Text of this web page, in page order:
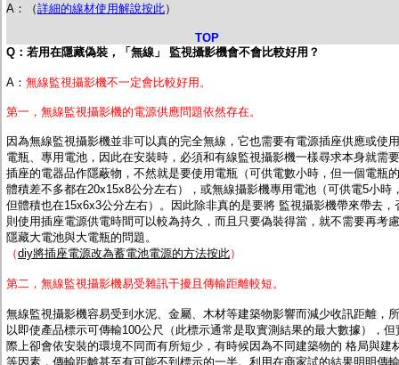
A：（詳細的線材使用解說按此）
TOP
Q：若用在隱藏偽裝，「無線」 監視攝影機會不會比較好用？
A： 無線監視攝影機不一定會比較好用。
第一，無線監視攝影機的電源供應問題依然存在。
因為無線監視攝影機並非可以真的完全無線，它也需要有電源插座供應或使用
電瓶、專用電池，因此在安裝時，必須和有線監視攝影機一樣尋求本身就需要
插座的電器品作隱蔽物，不然就是要使用電瓶（可供電數小時，但一個電瓶的
體積差不多都在20x15x8公分左右），或無線攝影機專用電池（可供電5小時
但體積也在15x6x3公分左右）。因此除非真的是要將 監視攝影機帶來帶去，
則使用插座電源供電時間可以較為持久，而且只要偽裝得當，就不需要再考慮
隱藏大電池與大電瓶的問題。
（diy將插座電源改為蓄電池電源的方法按此）
第二，無線監視攝影機易受雜訊干擾且傳輸距離較短。
無線監視攝影機容易受到水泥、金屬、木材等建築物影響而減少收訊距離，所
以即使產品標示可傳輸100公尺（此標示通常是取實測結果的最大數據），但
際上卻會依安裝的環境不同而有所短少，有時候因為不同建築物的 格局與建
等因素，傳輸距離甚至有可能不到標示的一半。利用在商家試的結果明明傳輸